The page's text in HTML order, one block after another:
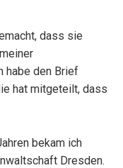
dass sie
habe den Brief
hat mitgeteilt, dass
bekam ich
Dresden.